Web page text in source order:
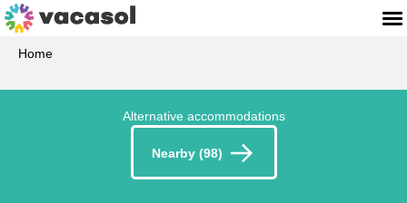
Home
Alternative accommodations
Nearby (98)